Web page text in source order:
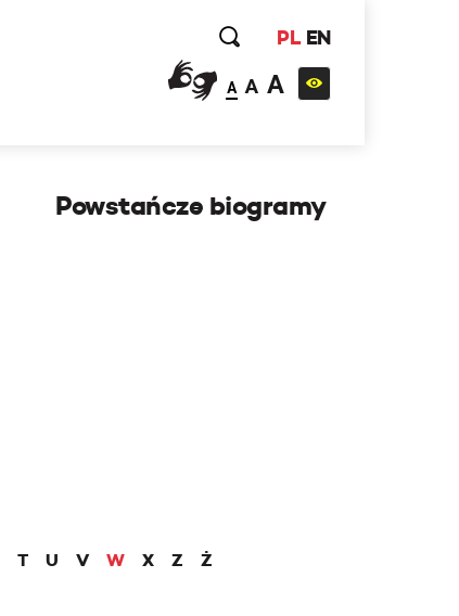
PL EN
A A A
Powstańcze biogramy
T U V W X Z
Ż